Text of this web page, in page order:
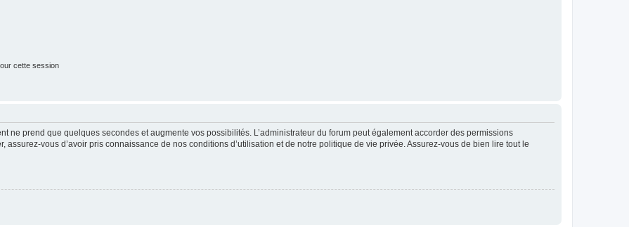
cette session
ne prend que quelques secondes et augmente vos possibilités. L’administrateur du forum peut également accorder des permissions
vous d’avoir pris connaissance de nos conditions d’utilisation et de notre politique de vie privée. Assurez-vous de bien lire tout le